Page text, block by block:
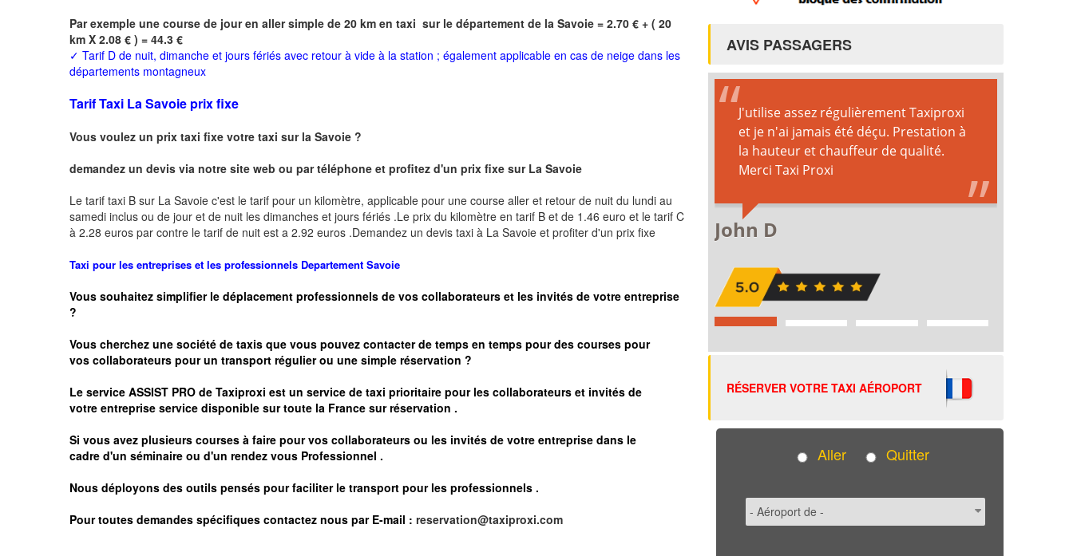
Par exemple une course de jour en aller simple de 20 km en taxi sur le département de la Savoie = 2.70 € + ( 20
km X 2.08 € ) = 44.3 €
✓ Tarif D de nuit, dimanche et jours fériés avec retour à vide à la station ; également applicable en cas de neige dans les
départements montagneux
Tarif Taxi La Savoie prix fixe
Vous voulez un prix taxi fixe votre taxi sur la Savoie ?
demandez un devis via notre site web ou par téléphone et profitez d'un prix fixe sur La Savoie
Le tarif taxi B sur La Savoie c'est le tarif pour un kilomètre, applicable pour une course aller et retour de nuit du lundi au
samedi inclus ou de jour et de nuit les dimanches et jours fériés .Le prix du kilomètre en tarif B et de 1.46 euro et le tarif C
à 2.28 euros par contre le tarif de nuit est a 2.92 euros .Demandez un devis taxi à La Savoie et profiter d'un prix fixe
Taxi pour les entreprises et les professionnels Departement Savoie
Vous souhaitez simplifier le déplacement professionnels de vos collaborateurs et les invités de votre entreprise
?
Vous cherchez une société de taxis que vous pouvez contacter de temps en temps pour des courses pour
vos collaborateurs pour un transport régulierou une simple réservation ?
Le service ASSIST PRO de Taxiproxi est un service de taxi prioritaire pour les collaborateurs et invités de
votre entreprise service disponible sur toute la France sur réservation .
Si vous avez plusieurs courses à faire pour vos collaborateurs ou les invités de votre entreprise dans le
cadre d'un séminaire ou d'un rendez vous Professionnel .
Nous déployons des outils pensés pour faciliter le transport pour les professionnels .
Pour toutes demandes spécifiques contactez nous parE-mail : reservation@taxiproxi.com
AVIS PASSAGERS
RÉSERVER VOTRE TAXI AÉROPORT
Aller Quitter